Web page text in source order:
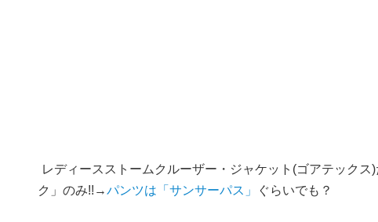
レディースストームクルーザー・ジャケット(ゴアテック
ク」のみ!!→パンツは「サンサーパス」 ぐらいでも？